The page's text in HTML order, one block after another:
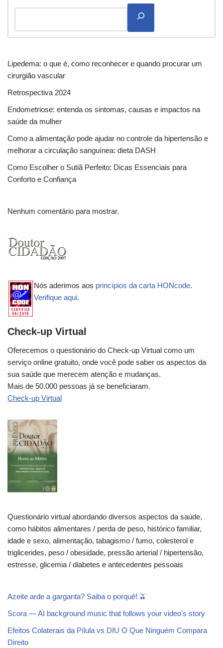
Lipedema: o que é, como reconhecer e quando procurar um
cirurgião vascular
Retrospectiva 2024
Endometriose: entenda os sintomas, causas e impactos na
saúde da mulher
Como a alimentação pode ajudar no controle da hipertensão e
melhorar a circulação sanguínea: dieta DASH
Como Escolher o Sutiã Perfeito: Dicas Essenciais para
Conforto e Confiança
Nenhum comentário para mostrar.
Nós aderimos aos princípios da carta HONcode.
Verifique aqui.
Check-up Virtual
Oferecemos o questionário do Check-up Virtual como um
serviço online gratuito, onde você pode saber os aspectos da
sua saúde que merecem atenção e mudanças.
Mais de 50.000 pessoas já se beneficiaram.
Check-up Virtual
Questionário virtual abordando diversos aspectos da saúde,
como hábitos alimentares / perda de peso, histórico familiar,
idade e sexo, alimentação, tabagismo / fumo, colesterol e
triglicerides, peso / obesidade, pressão arterial / hipertensão,
estresse, glicemia / diabetes e antecedentes pessoais
Azeite arde a garganta? Saiba o porquê! 🫒
Scora — AI background music that follows your video's story
Efeitos Colaterais da Pílula vs DIU O Que Ninguém Compara
Direito